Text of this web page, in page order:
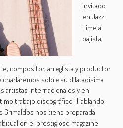
invitado
en Jazz
Time al
bajista,
compositor, arreglista y productor
charlaremos sobre su dilatadísima
artistas internacionales y en
trabajo discográfico "Hablando
Grimaldos nos tiene preparada
en el prestigioso magazine